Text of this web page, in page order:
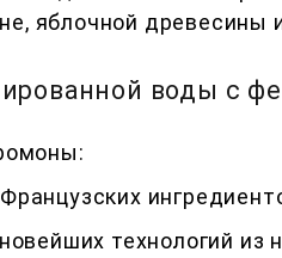
яблочной древесины
воды с
технологий из